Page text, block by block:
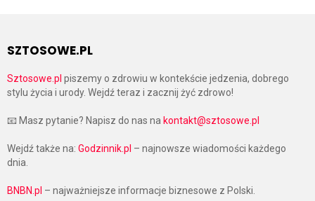
SZTOSOWE.PL
Sztosowe.pl piszemy o zdrowiu w kontekście jedzenia, dobrego
stylu życia i urody. Wejdź teraz i zacznij żyć zdrowo!
📧 Masz pytanie? Napisz do nas na kontakt@sztosowe.pl
Wejdź także na: Godzinnik.pl – najnowsze wiadomości każdego
dnia.
BNBN.pl – najważniejsze informacje biznesowe z Polski.